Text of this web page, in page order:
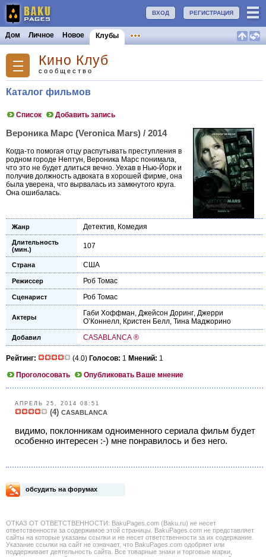
РЕГИСТРАЦИЯ
ВХОД
Дом Личное Новое Клубы
Кино Клуб
сообщество
Каталог фильмов
Список Добавить запись
Вероника Марс (Veronica Mars) / 2014
Когда-то помогая отцу распутывать преступления в
родном городе Нептун, Вероника Марс понимала,
что это не будет длиться вечно. Уехав в Нью-Йорк и
получив должность адвоката в хорошей фирме, она
была уверена, что вырвалась из замкнутого круга.
Она ошибалась.
Жанр Детектив, Комедия
Длительность
(мин.)
107
Страна США
Режиссер Роб Томас
Сценарист Роб Томас
Актеры Габи Хоффман, Джейсон Доринг, Джерри
О’Коннелл, Кристен Белл, Тина Маджорино
Добавил CASABLANCA ®
Рейтинг: (4.0) Голосов: 1 Мнений: 1
Проголосовать
Опубликовать Ваше мнение
АПРЕЛЬ 25, 2014 08:51
(4) CASABLANCA
видимо, поклонникам одноименного сериала фильм будет
особенно интересен :-) мне понравилось и без него.
обсудить на форумах
ОТКАЗ ОТ ОТВЕТСТВЕННОСТИ: BakuPages.com (Baku.ru) не несет
ответственности за содержимое этой страницы. BakuPages.com не представляет
сайты на которые указаны ссылки и не несет ответственности за их содержание.
Указание ссылки на сайт не означает, что BakuPages.com одобряет или
поддерживает деятельность сайта. Все товарные знаки и торговые марки,